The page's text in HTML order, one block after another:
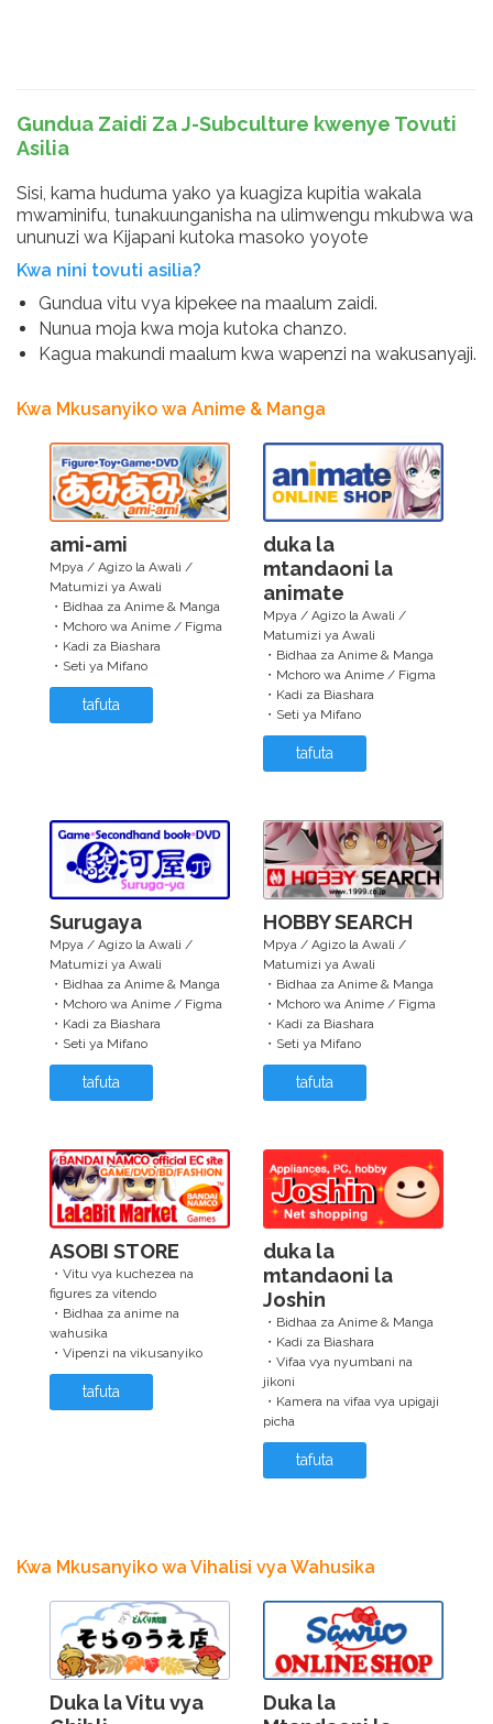
Gundua Zaidi Za J-Subculture kwenye Tovuti
Asilia
Sisi, kama huduma yako ya kuagiza kupitia wakala
mwaminifu, tunakuunganisha na ulimwengu mkubwa wa
ununuzi wa Kijapani kutoka masoko yoyote
Kwa nini tovuti asilia?
Gundua vitu vya kipekee na maalum zaidi.
Nunua moja kwa moja kutoka chanzo.
Kagua makundi maalum kwa wapenzi na wakusanyaji.
Kwa Mkusanyiko wa Anime & Manga
ami-ami
Mpya / Agizo la Awali /
Matumizi ya Awali
・Bidhaa za Anime & Manga
・Mchoro wa Anime / Figma
・Kadi za Biashara
・Seti ya Mifano
tafuta
duka la
mtandaoni la
animate
Mpya / Agizo la Awali /
Matumizi ya Awali
・Bidhaa za Anime & Manga
・Mchoro wa Anime / Figma
・Kadi za Biashara
・Seti ya Mifano
tafuta
Surugaya
Mpya / Agizo la Awali /
Matumizi ya Awali
・Bidhaa za Anime & Manga
・Mchoro wa Anime / Figma
・Kadi za Biashara
・Seti ya Mifano
tafuta
HOBBY SEARCH
Mpya / Agizo la Awali /
Matumizi ya Awali
・Bidhaa za Anime & Manga
・Mchoro wa Anime / Figma
・Kadi za Biashara
・Seti ya Mifano
tafuta
ASOBI STORE
・Vitu vya kuchezea na
figures za vitendo
・Bidhaa za anime na
wahusika
・Vipenzi na vikusanyiko
tafuta
duka la
mtandaoni la
Joshin
・Bidhaa za Anime & Manga
・Kadi za Biashara
・Vifaa vya nyumbani na
jikoni
・Kamera na vifaa vya upigaji
picha
tafuta
Kwa Mkusanyiko wa Vihalisi vya Wahusika
Duka la Vitu vya
Duka la